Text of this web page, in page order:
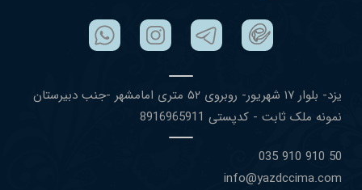
یزد- بلوار ١٧ شهریور- روبروی ۵٢ متری امامشهر -جنب دبیرستان
نمونه ملک ثابت - کدپستی 8916965911
50 910 910 035
info@yazdccima.com